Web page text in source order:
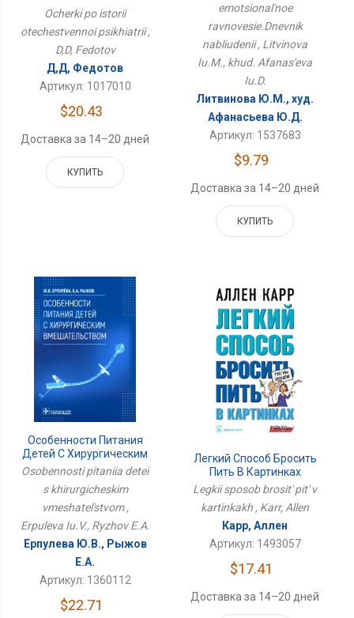
Психиатрии
Ocherki po istorii
otechestvennoi psikhiatrii ,
D,D, Fedotov
Д,Д, Федотов
Артикул: 1017010
$20.43
Доставка за 14–20 дней
КУПИТЬ
emotsional'noe
ravnovesie.Dnevnik
nabliudenii , Litvinova
Iu.M., khud. Afanas'eva
Iu.D.
Литвинова Ю.М., худ.
Афанасьева Ю.Д.
Артикул: 1537683
$9.79
Доставка за 14–20 дней
КУПИТЬ
Особенности Питания
Детей С Хирургическим
Вмешательством
Osobennosti pitaniia detei
s khirurgicheskim
vmeshatel'stvom ,
Erpuleva Iu.V., Ryzhov E.A.
Ерпулева Ю.В., Рыжов
Е.А.
Артикул: 1360112
$22.71
Легкий Способ Бросить
Пить В Картинках
Legkii sposob brosit' pit' v
kartinkakh , Karr, Allen
Карр, Аллен
Артикул: 1493057
$17.41
Доставка за 14–20 дней